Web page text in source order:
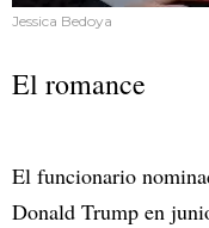
Jessica Bedoya
El romance
El funcionario
Donald Trump en